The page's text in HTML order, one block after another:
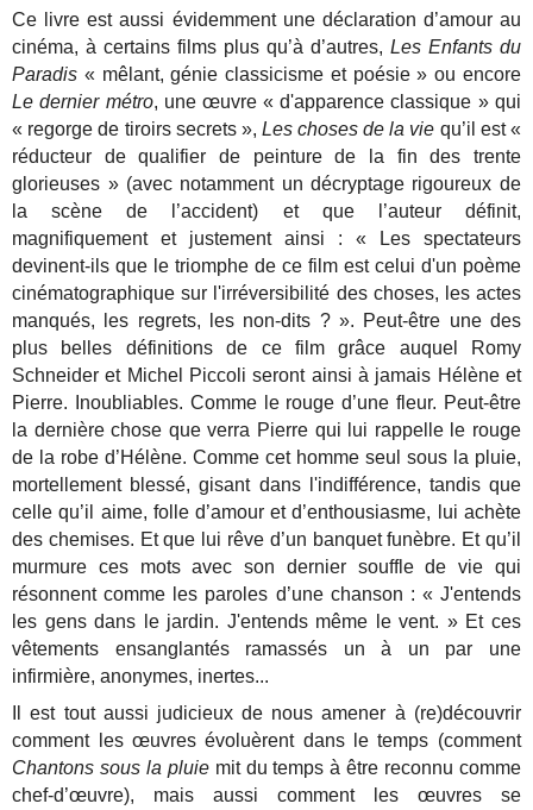
Ce livre est aussi évidemment une déclaration d’amour au
cinéma, à certains films plus qu’à d’autres, Les Enfants du
Paradis « mêlant, génie classicisme et poésie » ou encore
Le dernier métro, une œuvre« d'apparence classique » qui
« regorge de tiroirs secrets », Les choses de la vie qu’il est «
réducteur de qualifier de peinture de la fin des trente
glorieuses » (avec notamment un décryptage rigoureux de
la scène de l’accident) et que l’auteur définit,
magnifiquement et justement ainsi : « Les spectateurs
devinent-ils que le triomphe de ce film est celui d'un poème
cinématographique sur l'irréversibilité des choses, les actes
manqués, les regrets, les non-dits ? ». Peut-être une des
plus belles définitions de ce film grâce auquel Romy
Schneider et Michel Piccoli seront ainsi à jamais Hélène et
Pierre. Inoubliables. Comme le rouge d’une fleur. Peut-être
la dernière chose que verra Pierre qui lui rappelle le rouge
de la robe d’Hélène. Comme cet homme seul sous la pluie,
mortellement blessé, gisant dans l'indifférence, tandis que
celle qu’il aime, folle d’amour et d’enthousiasme, lui achète
des chemises. Et que lui rêve d’un banquet funèbre. Et qu’il
murmure ces mots avec son dernier souffle de vie qui
résonnent comme les paroles d’une chanson : « J'entends
les gens dans le jardin. J'entends même le vent. » Et ces
vêtements ensanglantés ramassés un à un par une
infirmière, anonymes, inertes...
Il est tout aussi judicieux de nous amener à (re)découvrir
comment les œuvres évoluèrent dans le temps (comment
Chantons sous la pluiemit du temps à être reconnu comme
chef-d’œuvre), mais aussi comment les œuvres se